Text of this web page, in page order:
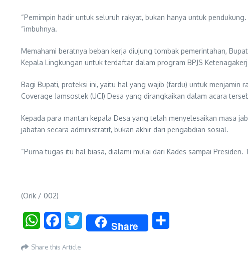
“Pemimpin hadir untuk seluruh rakyat, bukan hanya untuk
“imbuhnya.
Memahami beratnya beban kerja diujung tombak pemerintahan,
Kepala Lingkungan untuk terdaftar dalam program BPJS
Bagi Bupati, proteksi ini, yaitu hal yang wajib (fardu) untuk
Coverage Jamsostek (UCJ) Desa yang dirangkaikan dalam acara
Kepada para mantan kepala Desa yang telah menyelesaikan masa
jabatan secara administratif, bukan akhir dari pengabdian sosial.
“Purna tugas itu hal biasa, dialami mulai dari Kades sampai
(Orik / 002)
WhatsAppFacebookTwitter Share
Share this Article